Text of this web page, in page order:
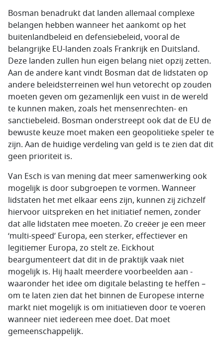
Bosman benadrukt dat landen allemaal complexe
belangen hebben wanneer het aankomt op het
buitenlandbeleid en defensiebeleid, vooral de
belangrijke EU-landen zoals Frankrijk en Duitsland.
Deze landen zullen hun eigen belang niet opzij zetten.
Aan de andere kant vindt Bosman dat de lidstaten op
andere beleidsterreinen wel hun vetorecht op zouden
moeten geven om gezamenlijk een vuist in de wereld
te kunnen maken, zoals het mensenrechten- en
sanctiebeleid. Bosman onderstreept ook dat de EU de
bewuste keuze moet maken een geopolitieke speler te
zijn. Aan de huidige verdeling van geld is te zien dat dit
geen prioriteit is.
Van Esch is van mening dat meer samenwerking ook
mogelijk is door subgroepen te vormen. Wanneer
lidstaten het met elkaar eens zijn, kunnen zij zichzelf
hiervoor uitspreken en het initiatief nemen, zonder
dat alle lidstaten mee moeten. Zo creëer je een meer
‘multi-speed’ Europa, een sterker, effectiever en
legitiemer Europa, zo stelt ze. Eickhout
beargumenteert dat dit in de praktijk vaak niet
mogelijk is. Hij haalt meerdere voorbeelden aan -
waaronder het idee om digitale belasting te heffen –
om te laten zien dat het binnen de Europese interne
markt niet mogelijk is om initiatieven door te voeren
wanneer niet iedereen mee doet. Dat moet
gemeenschappelijk.